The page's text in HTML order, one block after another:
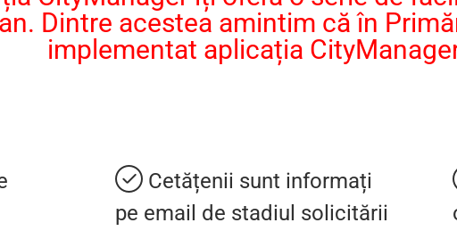
Dintre acestea amintim că în
implementat aplicația
Cetățenii sunt informați
pe email de stadiul solicitării